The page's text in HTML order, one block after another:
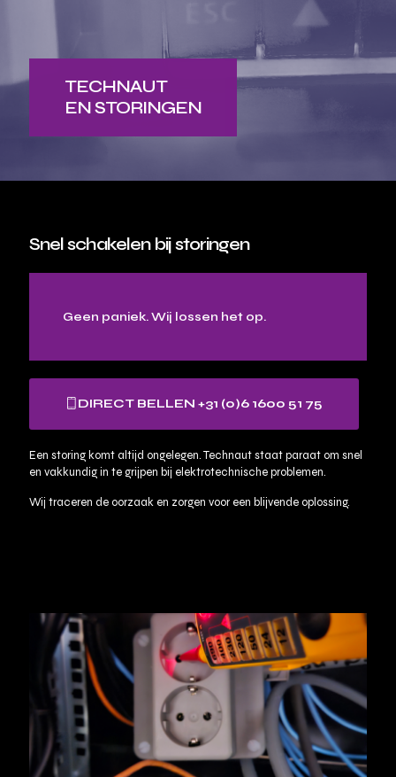
TECHNAUT
EN STORINGEN
Snel schakelen bij storingen
Geen paniek. Wij lossen het op.
DIRECT BELLEN +31 (0)6 1600 51 75
Een storing komt altijd ongelegen. Technaut staat paraat om snel
en vakkundig in te grijpen bij elektrotechnische problemen.
Wij traceren de oorzaak en zorgen voor een blijvende oplossing.